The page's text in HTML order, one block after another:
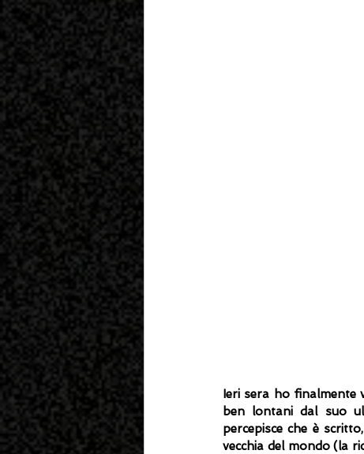
Ieri sera ho finalmente
ben lontani dal suo
percepisce che è
vecchia del mondo (la